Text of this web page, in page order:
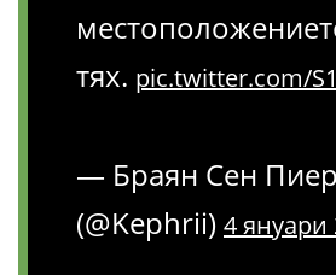
тях. pic.twitter.com/
— Браян Сен Пиер
(@Kephrii) 4 януари